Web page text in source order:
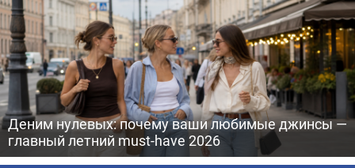
Деним нулевых: почему ваши любимые джинсы —
главный летний must-have 2026